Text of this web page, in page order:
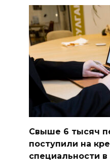
Свыше 6 тысяч
поступили на
специальности